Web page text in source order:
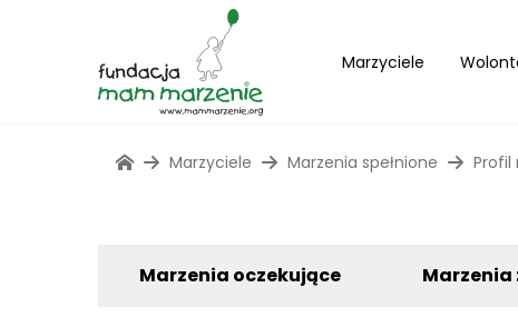
Marzyciele
Marzyciele Marzenia spełnione Profil
Marzenia oczekujące